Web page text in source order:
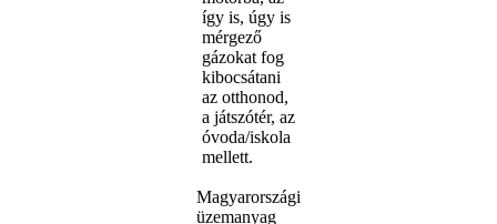
így is, úgy is
mérgező
gázokat fog
kibocsátani
az otthonod,
a játszótér, az
óvoda/iskola
mellett.
Magyarországi
üzemanyag